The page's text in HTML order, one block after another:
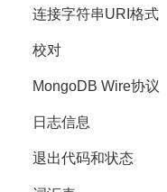
连接字符串URI格式
校对
MongoDB Wire协议
日志信息
退出代码和状态